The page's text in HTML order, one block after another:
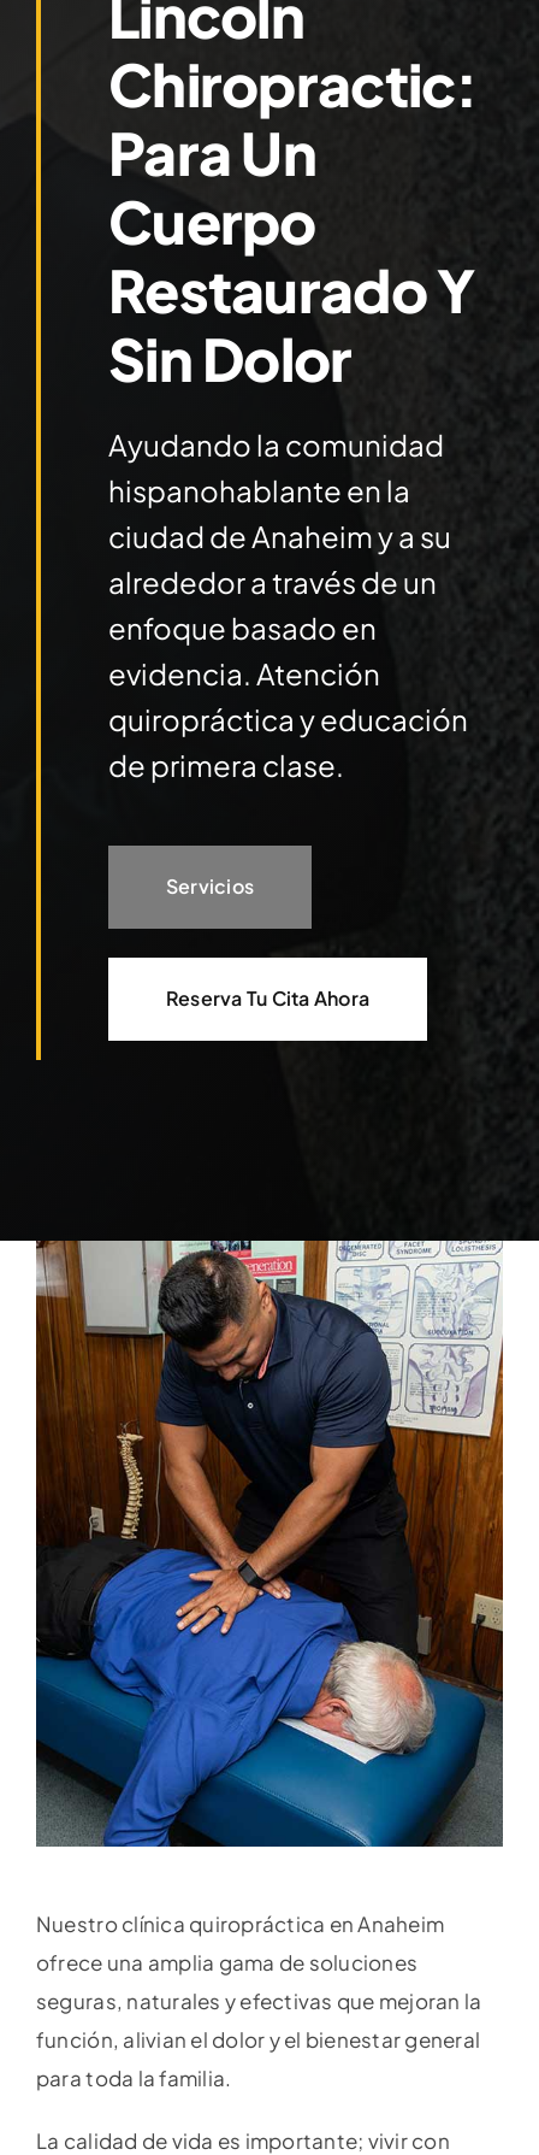
Contact
Lincoln
Chiropractic:
Para Un
Cuerpo
Restaurado Y
Sin Dolor
Ayudando la comunidad
hispanohablante en la
ciudad de Anaheim y a su
alrededor a través de un
enfoque basado en
evidencia. Atención
quiropráctica y educación
de primera clase.
Servicios
Reserva Tu Cita Ahora
Nuestro clínica quiropráctica en Anaheim
ofrece una amplia gama de soluciones
seguras, naturales y efectivas que mejoran la
función, alivian el dolor y el bienestar general
para toda la familia.
La calidad de vida es importante; vivir con